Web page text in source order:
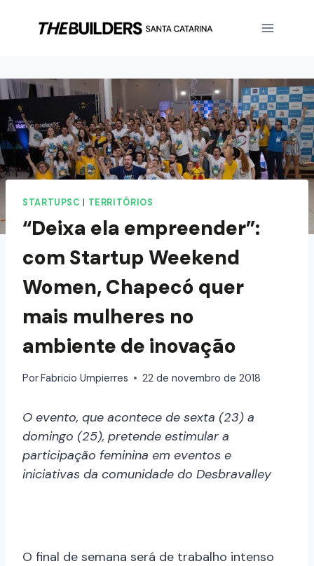
STARTUPSC TERRITÓRIOS
“Deixa ela empreender”:
com Startup Weekend
Women, Chapecó quer
mais mulheres no
ambiente de inovação
PorFabricio Umpierres 22 de novembro de 2018
O evento, que acontece de sexta (23) a
domingo (25), pretende estimular a
participação feminina em eventos e
iniciativas da comunidade do Desbravalley
O final de semana será de trabalho intenso